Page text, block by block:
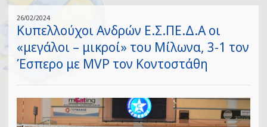
26/02/2024
Κυπελλούχοι Ανδρών Ε.Σ.ΠΕ.Δ.Α οι
«μεγάλοι – μικροί» του Μίλωνα, 3-1 τον
Έσπερο με MVP τον Κοντοστάθη